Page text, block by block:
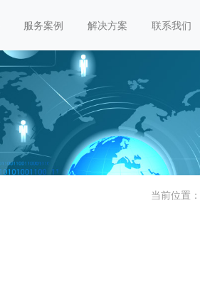
服务案例 解决方案 联系我们
当前位置：